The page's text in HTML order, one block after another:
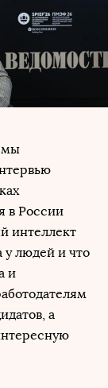
в России
интеллект
у людей и что
и
а